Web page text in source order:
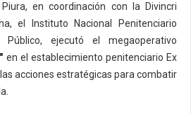
en coordinación con la Divincri
el Instituto Nacional Penitenciario
ejecutó el megaoperativo
en el establecimiento penitenciario Ex
acciones estratégicas para combatir